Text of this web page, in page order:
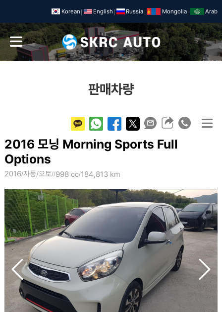
Korean English Russia Mongolia Arab
판매차량
2016 모닝 Morning Sports Full
Options
2016/자동/오토//998 cc/184,813 km